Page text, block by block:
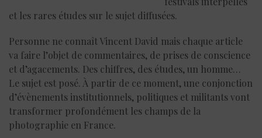
et les rares études sur le sujet diffusées.
Personne ne connaît Vincent David mais chaque article
va faire l’objet de commentaires, de prises de conscience
et d’agacements. Des chiffres, des études, un homme…
Le sujet est posé. À partir de ce moment, une conjonction
d’évènements institutionnels, politiques et militants vont
transformer profondément les champs de la
photographie en France.